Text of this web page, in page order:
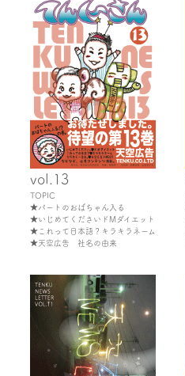
vol.13
TOPIC
★パートのおばちゃん入る
★いじめてくださいドMダイエット
★これって日本語？キラキラネーム
★天空広告 社名の由来